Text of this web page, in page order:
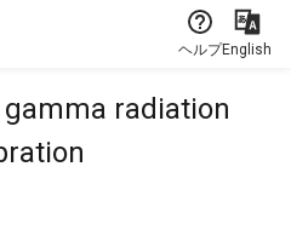
ヘルプEnglish
radiation